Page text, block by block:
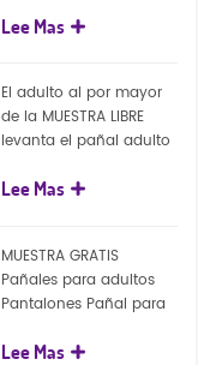
para el adulto
Lee Mas
El adulto al por mayor
de la MUESTRA LIBRE
levanta el pañal adulto
pantalones del pañal
Lee Mas
MUESTRA GRATIS
Pañales para adultos
Pantalones Pañal para
para adultos
Lee Mas